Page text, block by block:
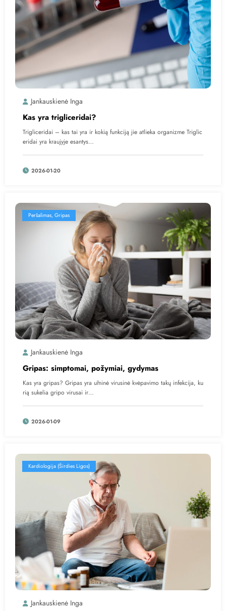
Jankauskienė Inga
Kas yra trigliceridai?
Trigliceridai – kas tai yra ir kokią funkciją jie atlieka organizme Triglic
eridai yra kraujyje esantys…
2026-01-20
Peršalimas, Gripas
Jankauskienė Inga
Gripas: simptomai, požymiai, gydymas
Kas yra gripas? Gripas yra ūminė virusinė kvėpavimo takų infekcija, ku
rią sukelia gripo virusai ir…
2026-01-09
Kardiologija (Širdies Ligos)
Jankauskienė Inga